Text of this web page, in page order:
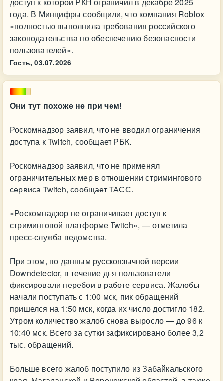
года. В Минцифры сообщили, что компания Roblox
«полностью выполнила требования российского
законодательства по обеспечению безопасности
пользователей».
Гость, 03.07.2026
Они тут похоже не при чем!
Роскомнадзор заявил, что не вводил ограничения
доступа к Twitch, сообщает РБК.
Роскомнадзор заявил, что не применял
ограничительных мер в отношении стримингового
сервиса Twitch, сообщает ТАСС.
«Роскомнадзор не ограничивает доступ к
стриминговой платформе Twitch», — отметила
пресс-служба ведомства.
При этом, по данным русскоязычной версии
Downdetector, в течение дня пользователи
фиксировали перебои в работе сервиса. Жалобы
начали поступать с 1:00 мск, пик обращений
пришелся на 1:50 мск, когда их число достигло 182.
Утром количество жалоб снова выросло — до 96 к
10:40 мск. Всего за сутки зафиксировано более 3,2
тыс. обращений.
Больше всего жалоб поступило из Забайкальского